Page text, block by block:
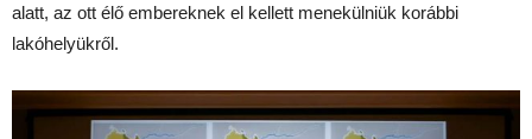
alatt, az ott élő embereknek el kellett menekülniük korábbi
lakóhelyükről.